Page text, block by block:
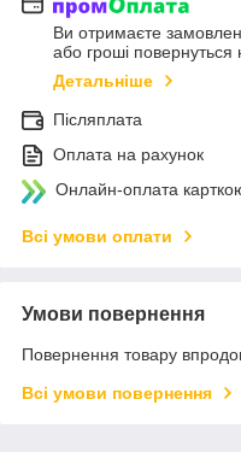
Ви отримаєте
або гроші повернуться
Детальніше
Післяплата
Оплата на рахунок
Онлайн-оплата
Всі умови оплати
Умови повернення
Повернення товару
Всі умови повернення